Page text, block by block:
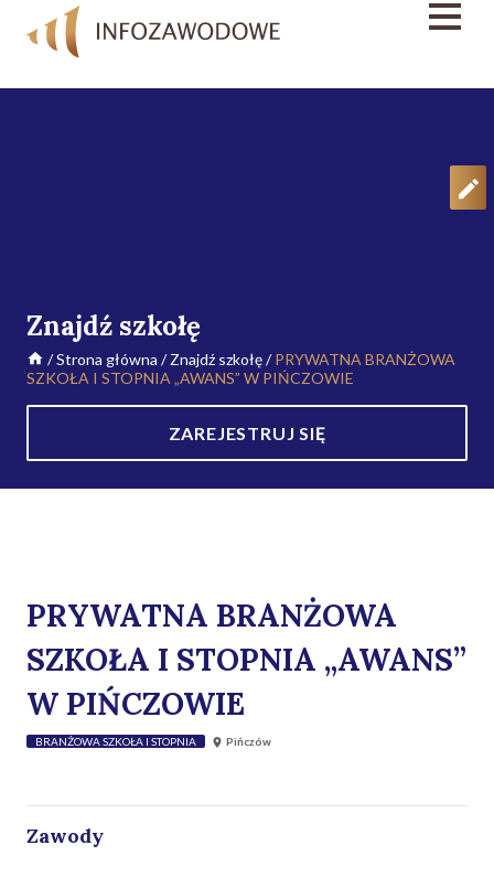
Znajdź szkołę
/Strona główna /Znajdź szkołę/PRYWATNA BRANŻOWA
SZKOŁA I STOPNIA „AWANS” W PIŃCZOWIE
ZAREJESTRUJ SIĘ
PRYWATNA BRANŻOWA
SZKOŁA I STOPNIA „AWANS”
W PIŃCZOWIE
BRANŻOWA SZKOŁA I STOPNIA Pińczów
Zawody